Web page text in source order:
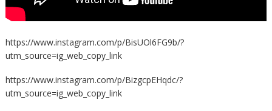
https://www.instagram.com/p/BisUOl6FG9b/?
utm_source=ig_web_copy_link
https://www.instagram.com/p/BizgcpEHqdc/?
utm_source=ig_web_copy_link